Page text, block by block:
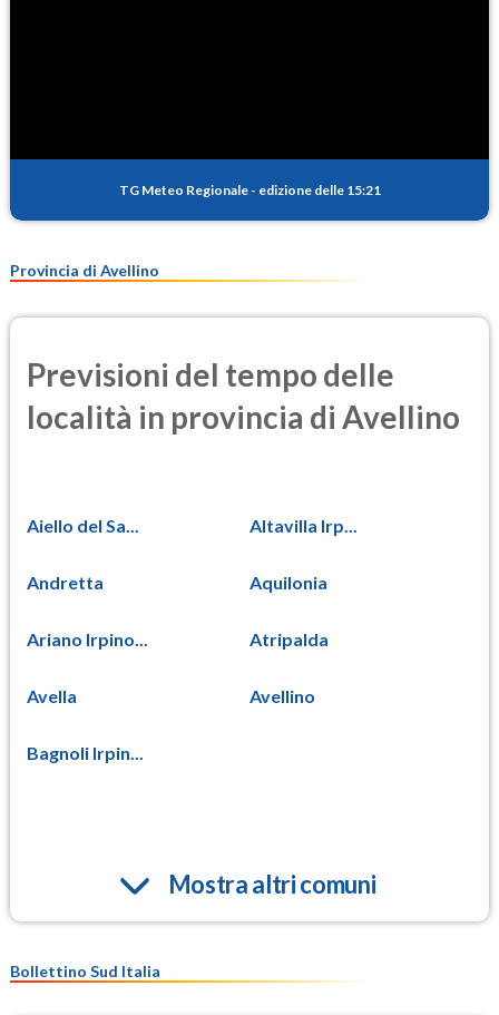
TG Meteo Regionale - edizione delle 15:21
Provincia di Avellino
Previsioni del tempo delle
località in provincia di Avellino
Aiello del Sa... Altavilla Irp...
Andretta Aquilonia
Ariano Irpino... Atripalda
Avella Avellino
Bagnoli Irpin...
Mostra altri comuni
Bollettino Sud Italia